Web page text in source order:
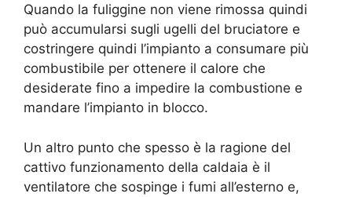
Quando la fuliggine non viene rimossa quindi
può accumularsi sugli ugelli del bruciatore e
costringere quindi l’impianto a consumare più
combustibile per ottenere il calore che
desiderate fino a impedire la combustione e
mandare l’impianto in blocco.
Un altro punto che spesso è la ragione del
cattivo funzionamento della caldaia è il
ventilatore che sospinge i fumi all’esterno e,